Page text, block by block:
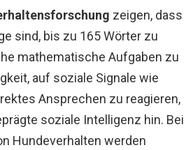
zeigen, dass
sind, bis zu 165 Wörter zu
mathematische Aufgaben zu
auf soziale Signale wie
Ansprechen zu reagieren,
soziale Intelligenz hin. Bei
Hundeverhalten werden